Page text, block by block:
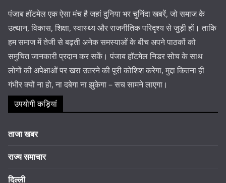
पंजाब हॉटमेल एक ऐसा मंच है जहां दुनिया भर चुनिंदा खबरें, जो समाज के
उत्थान, विकास, शिक्षा, स्वास्थ्य और राजनीतिक परिदृश्य से जुड़ी हों। ताकि
हम समाज में तेजी से बढ़ती अनेक समस्याओं के बीच अपने पाठकों को
समुचित जानकारी प्रदान कर सकें। पंजाब हॉटमेल निडर सोच के साथ
लोगों की अपेक्षाओं पर खरा उतरने की पूरी कोशिश करेगा, मुद्दा कितना ही
गंभीर क्यों ना हो, ना दबेगा ना झुकेगा – सच सामने लाएगा।
उपयोगी कड़ियां
ताजा खबर
राज्य समाचार
दिल्ली